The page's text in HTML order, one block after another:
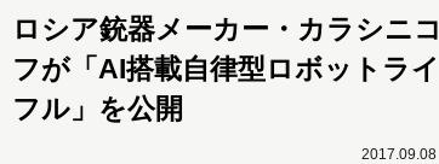
ロシア銃器メーカー・カラシニコ
フが「AI搭載自律型ロボットライ
フル」を公開
2017.09.08